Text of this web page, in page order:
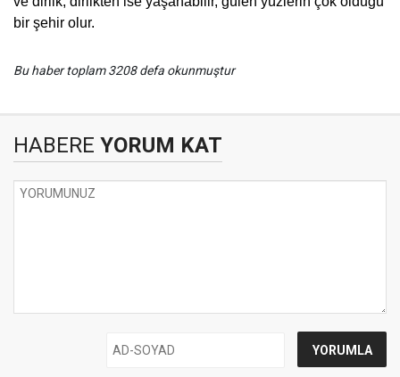
bir şehir olur.
Bu haber toplam 3208 defa okunmuştur
HABERE YORUM KAT